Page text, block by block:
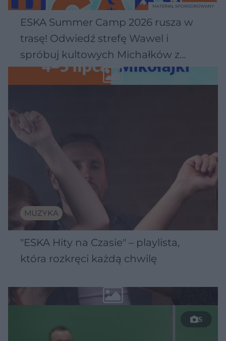
ESKA Summer Camp 2026 rusza w
trasę! Odwiedź strefę Wawel i
spróbuj kultowych Michałków z
Wawelu
MATERIAŁ SPONSOROWANY
MUZYKA
"ESKA Hity na Czasie" – playlista,
która rozkręci każdą chwilę
5